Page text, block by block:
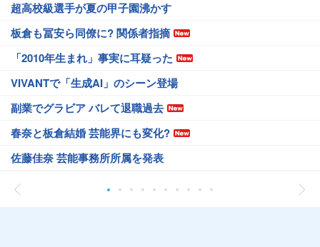
超高校級選手が夏の甲子園沸かす
板倉も冨安ら同僚に? 関係者指摘
「2010年生まれ」事実に耳疑った
VIVANTで「生成AI」のシーン登場
副業でグラビア バレて退職過去
春奈と板倉結婚 芸能界にも変化?
佐藤佳奈 芸能事務所所属を発表